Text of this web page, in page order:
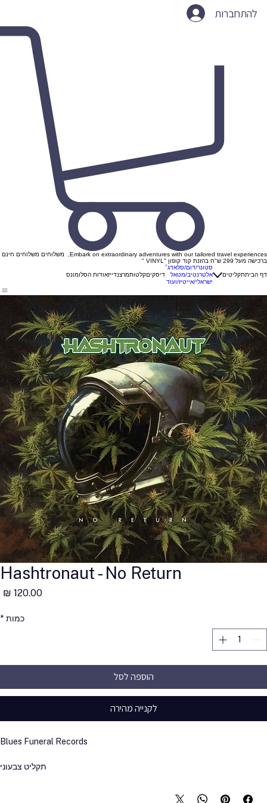
להתחברות
Embark on extraordinary adventures with our tailored travel experiences, משלוחים משלוחים חינם
ברכישה מעל 299 ש"ח בהזנת קוד קופון "VINYL "
דף הביתתקליטים
סטונר/דום/סלאדג׳
אלטרנטיב/מטאל
ישראלי/אייטיז/ועוד
דיסקיםקלטותמרצנדייזאודות הסלומונס
Hashtronaut - No Return
כמות *
הוספה לסל
לקנייה מהירה
Blues Funeral Records
תקליט צבעוני